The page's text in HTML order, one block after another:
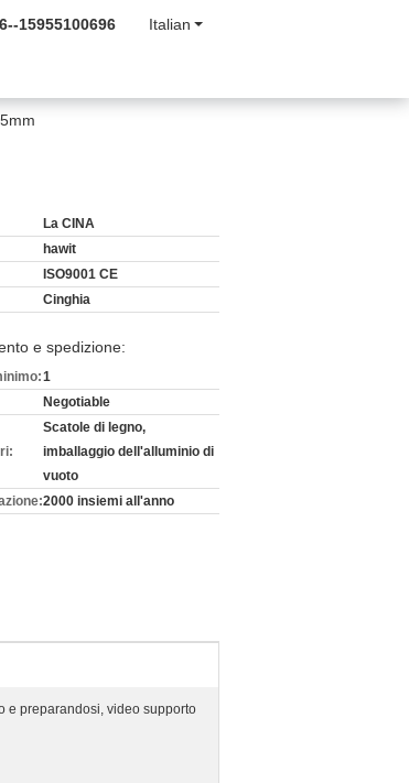
Italian
15955100696
La CINA
hawit
ISO9001 CE
Cinghia
e spedizione:
1
Negotiable
Scatole di legno,
imballaggio dell'alluminio di
vuoto
2000 insiemi all'anno
e preparandosi, video supporto